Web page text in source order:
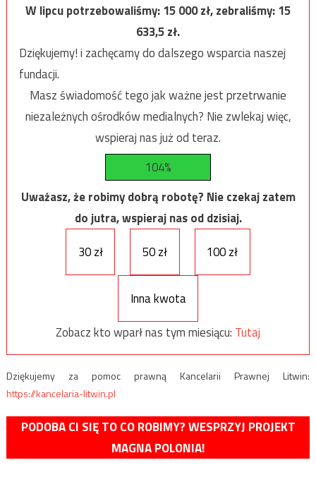
W lipcu potrzebowaliśmy:15 000zł, zebraliśmy:15
633,5zł.
Dziękujemy! i zachęcamy do dalszego wsparcia naszej
fundacji.
Masz świadomość tego jak ważne jest przetrwanie
niezależnych ośrodków medialnych? Nie zwlekaj więc,
wspieraj nas już od teraz.
104%
Uważasz, że robimy dobrą robotę? Nie czekaj zatem
do jutra, wspieraj nas od dzisiaj.
30 zł
50 zł 100 zł
Inna kwota
Zobacz kto wparł nas tym miesiącu: Tutaj
Dziękujemy za pomoc prawną Kancelarii Prawnej Litwin:
https://kancelaria-litwin.pl
PODOBA CI SIĘ TO CO ROBIMY? WESPRZYJ PROJEKT
MAGNA POLONIA!